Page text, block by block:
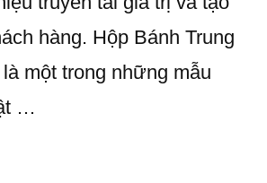
hàng. Hộp Bánh Trung
một trong những mẫu
…